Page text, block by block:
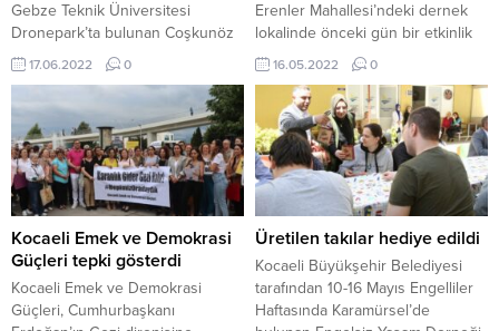
Gebze Teknik Üniversitesi
Dronepark’ta bulunan Coşkunöz
Holding iştiraki Fly BVLOS
Technology, İHA pilotluğu eğitimi
alan öğrencilerini mezun etti.
Gebze Teknik Üniversitesi
Kongre ve Kültür Merkezi’nde
düzenlenen törene birçok farklı
ülkeden büyükelçi ve çok sayıda
davetli katıldı. Geçtiğimiz
günlerde İngiltere’ye İHA ihracatı
gerçekleştiren Fly BVLOS, önemli
başarılara imza atmaya devam
ediyor....
17.06.2022 0
Erenler Mahallesi’ndeki dernek
lokalinde önceki gün bir etkinlik
gerçekleştirildi. Katılımın yüksek
olduğunu konser
organizasyonunda, Recebim,
Gökhan Can, Zeynep Birinci,
Bedirhan, Bülent Yağızer ve Enes
olmak üzere 6 altı sanatçı sahne
aldı. Ayrıca organizasyonda
katılımcılara yemek ve çay
ikramında bulunuldu. Kocaeli
Rizeliler Derneği Başkanı ve aynı
zamanda...
16.05.2022 0
Kocaeli Emek ve Demokrasi
Güçleri tepki gösterdi
Kocaeli Emek ve Demokrasi
Güçleri, Cumhurbaşkanı
Üretilen takılar hediye edildi
Kocaeli Büyükşehir Belediyesi
tarafından 10-16 Mayıs Engelliler
Haftasında Karamürsel’de